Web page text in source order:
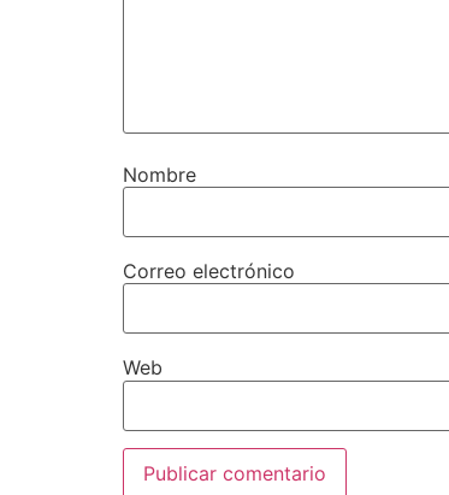
Nombre
Correo electrónico
Web